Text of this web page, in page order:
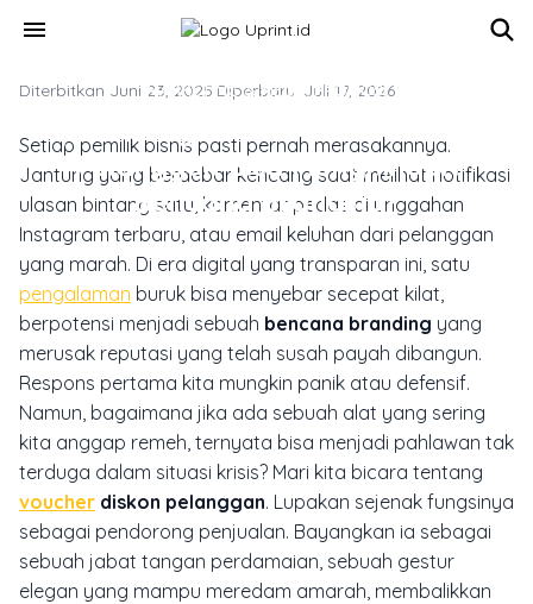
menu
MARKETING & MEDIA PROMOSI
Apa Jadinya Jika Voucher Diskon
Pelanggan Bisa Menghindari
Bencana Branding?
Diterbitkan Juni 23, 2025 Diperbarui Juli 17, 2026
Setiap pemilik bisnis pasti pernah merasakannya.
Jantung yang berdebar kencang saat melihat notifikasi
ulasan bintang satu, komentar pedas di unggahan
Instagram terbaru, atau email keluhan dari pelanggan
yang marah. Di era digital yang transparan ini, satu
pengalaman buruk bisa menyebar secepat kilat,
berpotensi menjadi sebuah bencana branding yang
merusak reputasi yang telah susah payah dibangun.
Respons pertama kita mungkin panik atau defensif.
Namun, bagaimana jika ada sebuah alat yang sering
kita anggap remeh, ternyata bisa menjadi pahlawan tak
terduga dalam situasi krisis? Mari kita bicara tentang
voucher diskon pelanggan. Lupakan sejenak fungsinya
sebagai pendorong penjualan. Bayangkan ia sebagai
sebuah jabat tangan perdamaian, sebuah gestur
elegan yang mampu meredam amarah, membalikkan